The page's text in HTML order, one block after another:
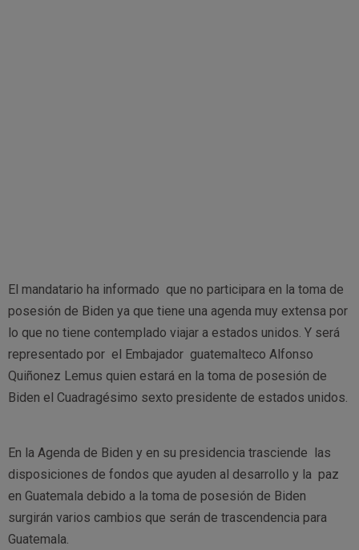
El mandatario ha informado que no participara en la toma de
posesión de Biden ya que tiene una agenda muy extensa por
lo que no tiene contemplado viajar a estados unidos. Y será
representado por el Embajador guatemalteco Alfonso
Quiñonez Lemus quien estará en la toma de posesión de
Biden el Cuadragésimo sexto presidente de estados unidos.
En la Agenda de Biden y en su presidencia trasciende las
disposiciones de fondos que ayuden al desarrollo y la paz
en Guatemala debido a la toma de posesión de Biden
surgirán varios cambios que serán de trascendencia para
Guatemala.